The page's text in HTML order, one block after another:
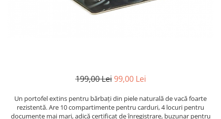
199,00 Lei 99,00 Lei
Un portofel extins pentru bărbați din piele naturală de vacă foarte
rezistentă. Are 10 compartimente pentru carduri, 4 locuri pentru
documente mai mari, adică certificat de înregistrare, buzunar pentru